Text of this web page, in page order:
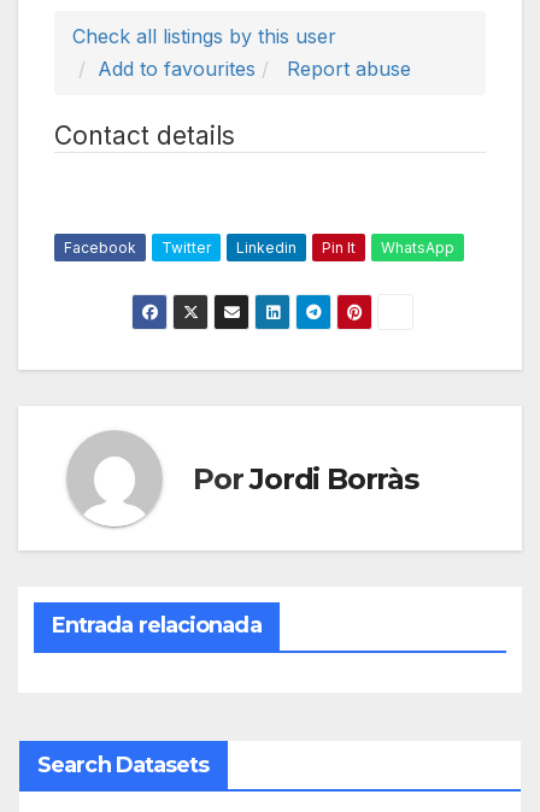
Check all listings by this user
Add to favourites
Report abuse
Contact details
Facebook Twitter Linkedin Pin It WhatsApp
PorJordi Borràs
Entrada relacionada
Search Datasets